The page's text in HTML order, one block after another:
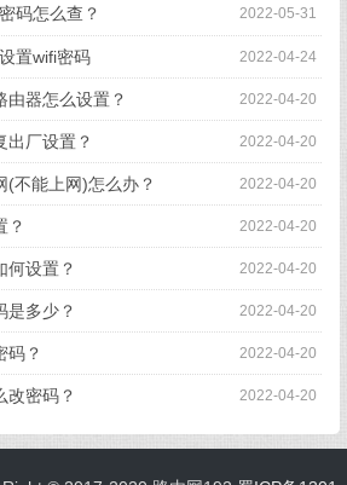
2022-05-31
码怎么查？
2022-04-24
置wifi密码
2022-04-20
由器怎么设置？
2022-04-20
出厂设置？
2022-04-20
(不能上网)怎么办？
2022-04-20
？
2022-04-20
何设置？
2022-04-20
是多少？
2022-04-20
码？
2022-04-20
改密码？